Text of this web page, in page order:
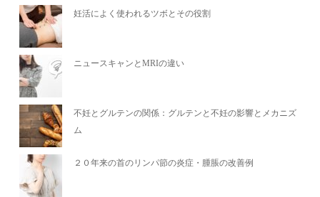
妊活によく使われるツボとその役割
ニュースキャンとMRIの違い
不妊とグルテンの関係：グルテンと不妊の影響とメカニズ
ム
２０年来の首のリンパ節の炎症・腫脹の改善例